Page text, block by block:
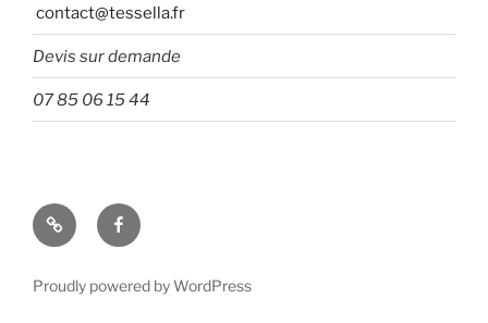
contact@tessella.fr
Devis sur demande
07 85 06 15 44
Tessella Facebook
Proudly powered by WordPress